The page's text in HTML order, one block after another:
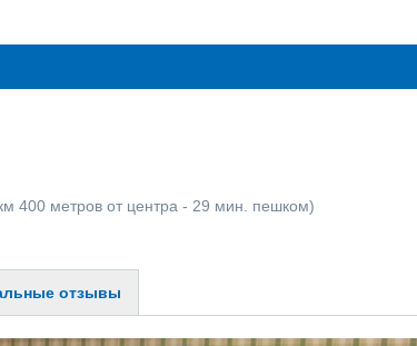
400 метров от центра - 29 мин. пешком)
отзывы